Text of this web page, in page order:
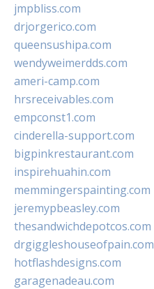
jmpbliss.com
drjorgerico.com
queensushipa.com
wendyweimerdds.com
ameri-camp.com
hrsreceivables.com
empconst1.com
cinderella-support.com
bigpinkrestaurant.com
inspirehuahin.com
memmingerspainting.com
jeremypbeasley.com
thesandwichdepotcos.com
drgiggleshouseofpain.com
hotflashdesigns.com
garagenadeau.com